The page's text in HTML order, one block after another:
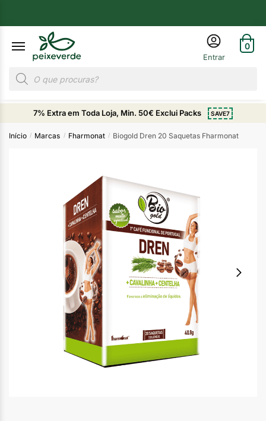
0
7% Extra em Toda Loja, Min. 50€ Exclui Packs SAVE7
Início / Marcas / Fharmonat / Biogold Dren 20 Saquetas Fharmonat